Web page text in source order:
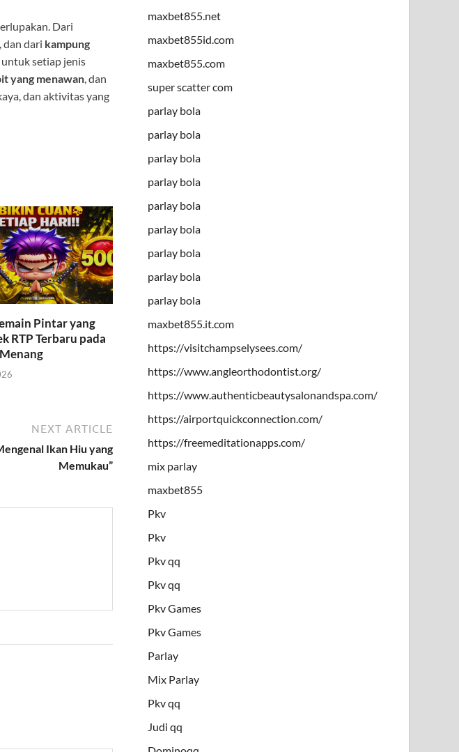
Dari
, dan dari kampung
untuk setiap jenis
yang menawan , dan
dan aktivitas yang
Pintar yang
RTP Terbaru pada
NEXT ARTICLE
Ikan Hiu yang
Memukau”
maxbet855.net
maxbet855id.com
maxbet855.com
super scatter com
parlay bola
parlay bola
parlay bola
parlay bola
parlay bola
parlay bola
parlay bola
parlay bola
parlay bola
maxbet855.it.com
https://visitchampselysees.com/
https://www.angleorthodontist.org/
https://www.authenticbeautysalonandspa.com/
https://airportquickconnection.com/
https://freemeditationapps.com/
mix parlay
maxbet855
Pkv
Pkv
Pkv qq
Pkv qq
Pkv Games
Pkv Games
Parlay
Mix Parlay
Pkv qq
Judi qq